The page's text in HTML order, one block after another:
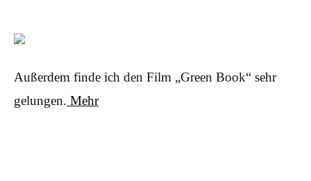
Außerdem finde ich den Film „Green Book“ sehr
gelungen. Mehr